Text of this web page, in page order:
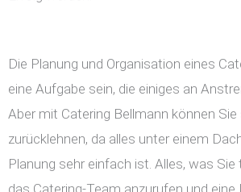
Die Planung und Organisation eines
eine Aufgabe sein, die einiges an
Aber mit Catering Bellmann können
zurücklehnen, da alles unter einem
Planung sehr einfach ist. Alles, was